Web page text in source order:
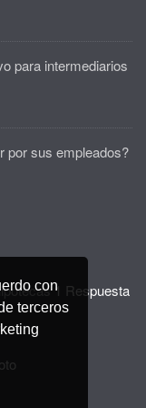
con
terceros
para intermediarios
por sus empleados?
1 Respuesta